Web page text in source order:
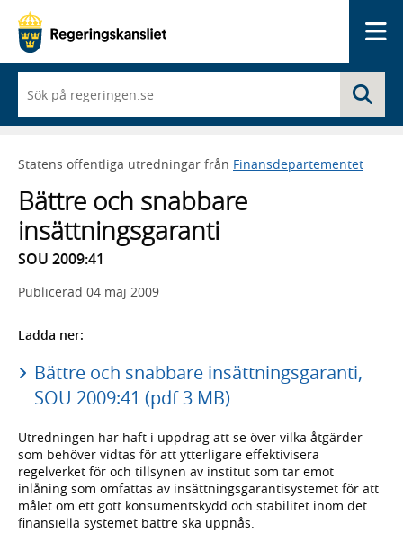
du
börjar
skriva
framträder
lista
med
sökförslag
Statens offentliga utredningar från Finansdepartementet
Bättre och snabbare
insättningsgaranti
SOU 2009:41
Publicerad 04 maj 2009
Ladda ner:
Bättre och snabbare insättningsgaranti,
SOU 2009:41 (pdf 3 MB)
Utredningen har haft i uppdrag att se över vilka åtgärder
som behöver vidtas för att ytterligare effektivisera
regelverket för och tillsynen av institut som tar emot
inlåning som omfattas av insättningsgarantisystemet för att
målet om ett gott konsumentskydd och stabilitet inom det
finansiella systemet bättre ska uppnås.